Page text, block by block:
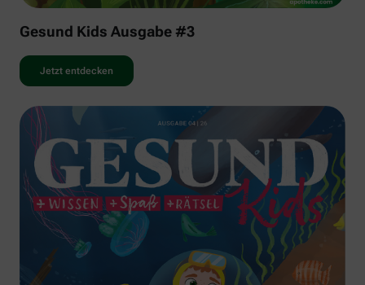
Gesund Kids Ausgabe #3
Jetzt entdecken